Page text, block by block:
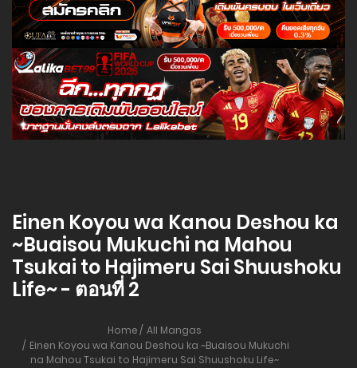
Einen Koyou wa Kanou Deshou ka
~Buaisou Mukuchi na Mahou
Tsukai to Hajimeru Sai Shuushoku
Life~ - ตอนที่ 2
Home
All Mangas
Einen Koyou wa Kanou Deshou ka ~Buaisou Mukuchi
na Mahou Tsukai to Hajimeru Sai Shuushoku Life~